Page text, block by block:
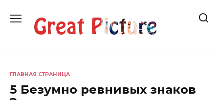
содержанию
ГЛАВНАЯ СТРАНИЦА
5 Безумно ревнивых знаков